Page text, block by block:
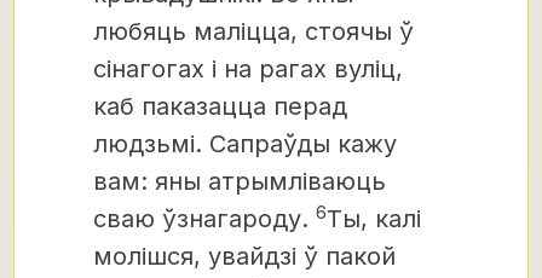
любяць маліцца, стоячы ў
сінагогах і на рагах вуліц,
каб паказацца перад
людзьмі. Сапраўды кажу
вам: яны атрымліваюць
сваю ўзнагароду. 6Ты, калі
молішся, увайдзі ў пакой